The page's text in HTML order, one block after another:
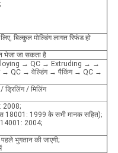
बिल्कुल मोल्डिंग लागत रिफंड हो
भेजा जा सकता है
alloying → QC → Extruding → →
→ QC → वेल्डिंग → पैकिंग → QC →
/ मिलिंग
2008;
18001: 1999 के सभी मानक सहित);
2004;
भुगतान की जाएगी;